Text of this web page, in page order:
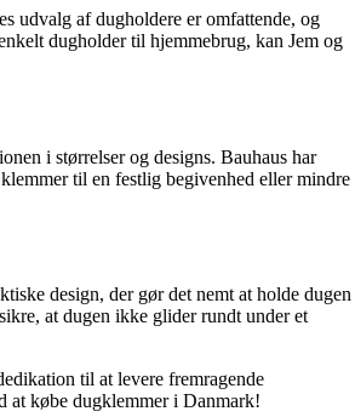
udvalg af dugholdere er omfattende, og
dugholder til hjemmebrug, kan Jem og
i størrelser og designs. Bauhaus har
til en festlig begivenhed eller mindre
design, der gør det nemt at holde dugen
at dugen ikke glider rundt under et
til at levere fremragende
at købe dugklemmer i Danmark!